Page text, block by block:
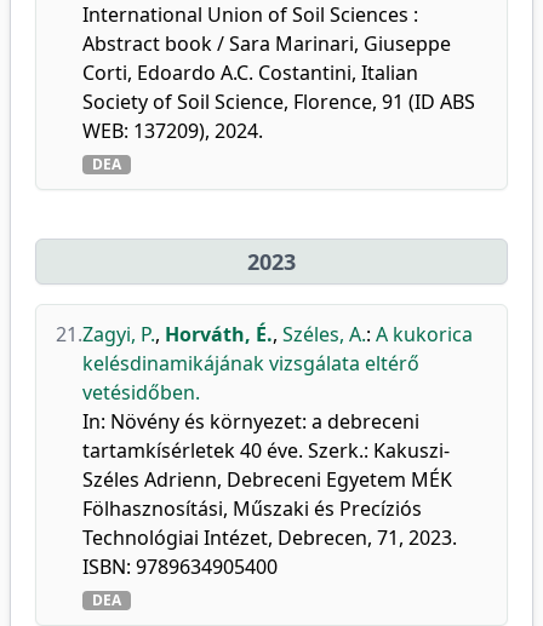
International Union of Soil Sciences :
Abstract book / Sara Marinari, Giuseppe
Corti, Edoardo A.C. Costantini, Italian
Society of Soil Science, Florence, 91 (ID ABS
WEB: 137209), 2024.
DEA
2023
21.Zagyi, P., Horváth, É., Széles, A.: A kukorica
kelésdinamikájának vizsgálata eltérő
vetésidőben.
In: Növény és környezet: a debreceni
tartamkísérletek 40 éve. Szerk.: Kakuszi-
Széles Adrienn, Debreceni Egyetem MÉK
Fölhasznosítási, Műszaki és Precíziós
Technológiai Intézet, Debrecen, 71, 2023.
ISBN: 9789634905400
DEA